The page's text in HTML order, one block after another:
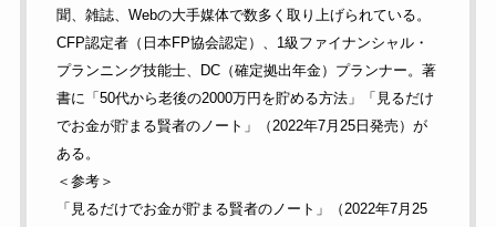
聞、雑誌、Webの大手媒体で数多く取り上げられている。
CFP認定者（日本FP協会認定）、1級ファイナンシャル・
プランニング技能士、DC（確定拠出年金）プランナー。著
書に「50代から老後の2000万円を貯める方法」「見るだけ
でお金が貯まる賢者のノート」（2022年7月25日発売）が
ある。
＜参考＞
「見るだけでお金が貯まる賢者のノート」（2022年7月25